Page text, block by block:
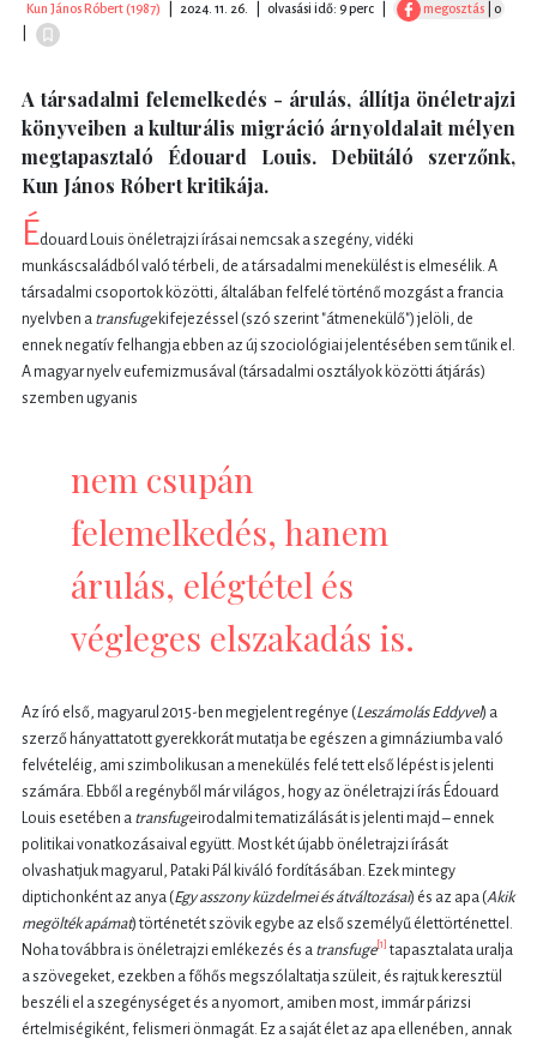
Kun János Róbert (1987) 2024. 11. 26. olvasási idő: 9 perc megosztás | 0
A társadalmi felemelkedés - árulás, állítja önéletrajzi
könyveiben a kulturális migráció árnyoldalait mélyen
megtapasztaló Édouard Louis. Debütáló szerzőnk,
Kun János Róbert kritikája.
Édouard Louis önéletrajzi írásai nemcsak a szegény, vidéki
munkáscsaládból való térbeli, de a társadalmi menekülést is elmesélik. A
társadalmi csoportok közötti, általában felfelé történő mozgást a francia
nyelvben a transfuge kifejezéssel (szó szerint "átmenekülő") jelöli, de
ennek negatív felhangja ebben az új szociológiai jelentésében sem tűnik el.
A magyar nyelv eufemizmusával (társadalmi osztályok közötti átjárás)
szemben ugyanis
nem csupán
felemelkedés, hanem
árulás, elégtétel és
végleges elszakadás is.
Az író első, magyarul 2015-ben megjelent regénye (Leszámolás Eddyvel) a
szerző hányattatott gyerekkorát mutatja be egészen a gimnáziumba való
felvételéig, ami szimbolikusan a menekülés felé tett első lépést is jelenti
számára. Ebből a regényből már világos, hogy az önéletrajzi írás Édouard
Louis esetében a transfugeirodalmi tematizálását is jelenti majd – ennek
politikai vonatkozásaival együtt. Most két újabb önéletrajzi írását
olvashatjuk magyarul, Pataki Pál kiváló fordításában. Ezek mintegy
diptichonként az anya (Egy asszony küzdelmei és átváltozásai) és az apa (Akik
megölték apámat) történetét szövik egybe az első személyű élettörténettel.
Noha továbbra is önéletrajzi emlékezés és a transfuge[1] tapasztalata uralja
a szövegeket, ezekben a főhős megszólaltatja szüleit, és rajtuk keresztül
beszéli el a szegénységet és a nyomort, amiben most, immár párizsi
értelmiségiként, felismeri önmagát. Ez a saját élet az apa ellenében, annak